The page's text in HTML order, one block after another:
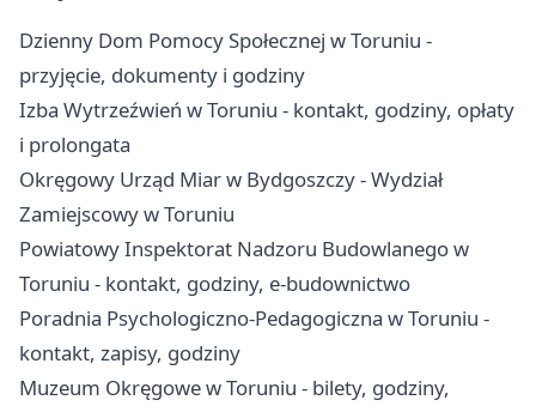
Dzienny Dom Pomocy Społecznej w Toruniu -
przyjęcie, dokumenty i godziny
Izba Wytrzeźwień w Toruniu - kontakt, godziny, opłaty
i prolongata
Okręgowy Urząd Miar w Bydgoszczy - Wydział
Zamiejscowy w Toruniu
Powiatowy Inspektorat Nadzoru Budowlanego w
Toruniu - kontakt, godziny, e-budownictwo
Poradnia Psychologiczno-Pedagogiczna w Toruniu -
kontakt, zapisy, godziny
Muzeum Okręgowe w Toruniu - bilety, godziny,